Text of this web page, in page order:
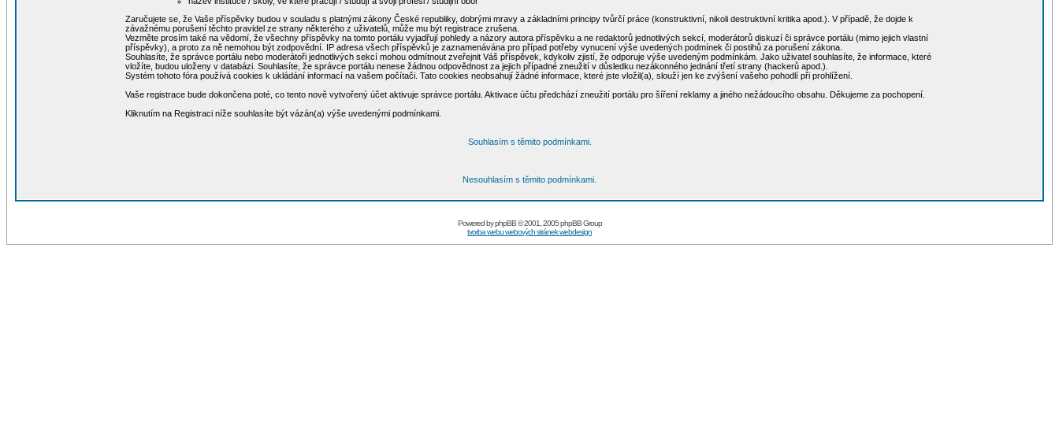
Zaručujete se, že Vaše příspěvky budou v souladu s platnými zákony České republiky, dobrými mravy a základními principy tvůrčí práce (konstruktivní, nikoli destruktivní kritika apod.). V případě, že dojde k
závažnému porušení těchto pravidel ze strany některého z uživatelů, může mu být registrace zrušena.
Vezměte prosím také na vědomí, že všechny příspěvky na tomto portálu vyjadřují pohledy a názory autora příspěvku a ne redaktorů jednotlivých sekcí, moderátorů diskuzí či správce portálu (mimo jejich vlastní
příspěvky), a proto za ně nemohou být zodpovědní. IP adresa všech příspěvků je zaznamenávána pro případ potřeby vynucení výše uvedených podmínek či postihů za porušení zákona.
Souhlasíte, že správce portálu nebo moderátoři jednotlivých sekcí mohou odmítnout zveřejnit Váš příspěvek, kdykoliv zjistí, že odporuje výše uvedeným podmínkám. Jako uživatel souhlasíte, že informace, které
vložíte, budou uloženy v databázi. Souhlasíte, že správce portálu nenese žádnou odpovědnost za jejich případné zneužití v důsledku nezákonného jednání třetí strany (hackerů apod.).
Systém tohoto fóra používá cookies k ukládání informací na vašem počítači. Tato cookies neobsahují žádné informace, které jste vložil(a), slouží jen ke zvýšení vašeho pohodlí při prohlížení.
Vaše registrace bude dokončena poté, co tento nově vytvořený účet aktivuje správce portálu. Aktivace účtu předchází zneužití portálu pro šíření reklamy a jiného nežádoucího obsahu. Děkujeme za pochopení.
Kliknutím na Registraci níže souhlasíte být vázán(a) výše uvedenými podmínkami.
Souhlasím s těmito podmínkami.
Nesouhlasím s těmito podmínkami.
Powered byphpBB© 2001, 2005 phpBB Group
tvorba webu webových stránek webdesign